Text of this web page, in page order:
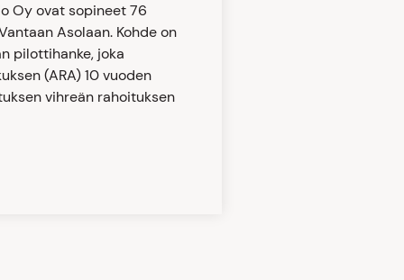
Oy ovat sopineet 76
Asolaan. Kohde on
pilottihanke, joka
(ARA) 10 vuoden
vihreän rahoituksen